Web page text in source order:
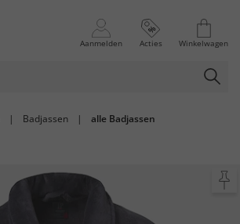
Aanmelden Acties Winkelwagen
| Badjassen | alle Badjassen